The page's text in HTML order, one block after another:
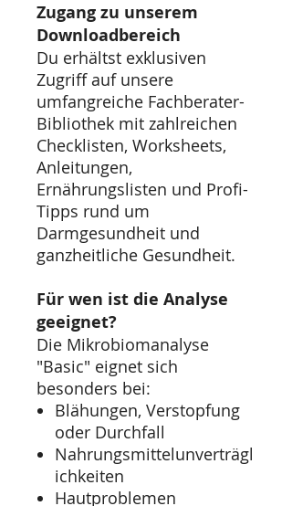
Zugang zu unserem
Downloadbereich
Du erhältst exklusiven
Zugriff auf unsere
umfangreiche Fachberater-
Bibliothek mit zahlreichen
Checklisten, Worksheets,
Anleitungen,
Ernährungslisten und Profi-
Tipps rund um
Darmgesundheit und
ganzheitliche Gesundheit.
Für wen ist die Analyse
geeignet?
Die Mikrobiomanalyse
"Basic" eignet sich
besonders bei:
Blähungen, Verstopfung
oder Durchfall
Nahrungsmittelunverträgl
ichkeiten
Hautproblemen